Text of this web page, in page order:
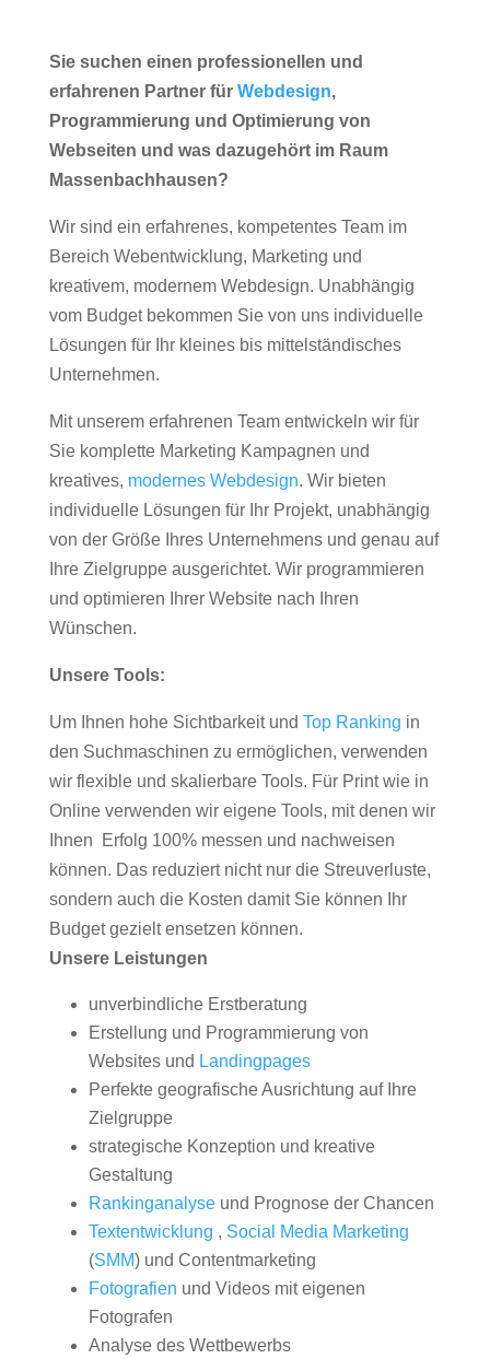
Sie suchen einen professionellen und
erfahrenen Partner für Webdesign,
Programmierung und Optimierung von
Webseiten und was dazugehört im Raum
Massenbachhausen?
Wir sind ein erfahrenes, kompetentes Team im
Bereich Webentwicklung, Marketing und
kreativem, modernem Webdesign. Unabhängig
vom Budget bekommen Sie von uns individuelle
Lösungen für Ihr kleines bis mittelständisches
Unternehmen.
Mit unserem erfahrenen Team entwickeln wir für
Sie komplette Marketing Kampagnen und
kreatives, modernes Webdesign. Wir bieten
individuelle Lösungen für Ihr Projekt, unabhängig
von der Größe Ihres Unternehmens und genau auf
Ihre Zielgruppe ausgerichtet. Wir programmieren
und optimieren Ihrer Website nach Ihren
Wünschen.
Unsere Tools:
Um Ihnen hohe Sichtbarkeit und Top Ranking in
den Suchmaschinen zu ermöglichen, verwenden
wir flexible und skalierbare Tools. Für Print wie in
Online verwenden wir eigene Tools, mit denen wir
Ihnen Erfolg 100% messen und nachweisen
können. Das reduziert nicht nur die Streuverluste,
sondern auch die Kosten damit Sie können Ihr
Budget gezielt ensetzen können.
Unsere Leistungen
unverbindliche Erstberatung
Erstellung und Programmierung von
Websites und Landingpages
Perfekte geografische Ausrichtung auf Ihre
Zielgruppe
strategische Konzeption und kreative
Gestaltung
Rankinganalyseund Prognose der Chancen
Textentwicklung , Social Media Marketing
(SMM) und Contentmarketing
Fotografien und Videos mit eigenen
Fotografen
Analyse des Wettbewerbs